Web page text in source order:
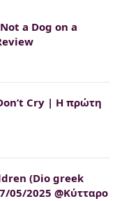
a Dog on a
Cry | H πρώτη
(Dio greek
05/2025 @Κύτταρο